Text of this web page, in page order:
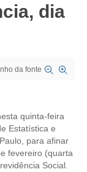
dia
da fonte
quinta-feira
Estatística e
para afinar
fevereiro (quarta
Social.